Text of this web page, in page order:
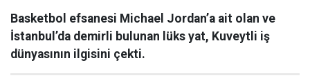
Basketbol efsanesi Michael Jordan’a ait olan ve
İstanbul’da demirli bulunan lüks yat, Kuveytli iş
dünyasının ilgisini çekti.